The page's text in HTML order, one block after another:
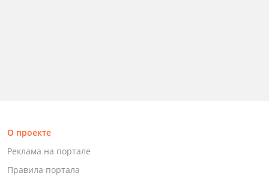
О проекте
Реклама на портале
Правила портала